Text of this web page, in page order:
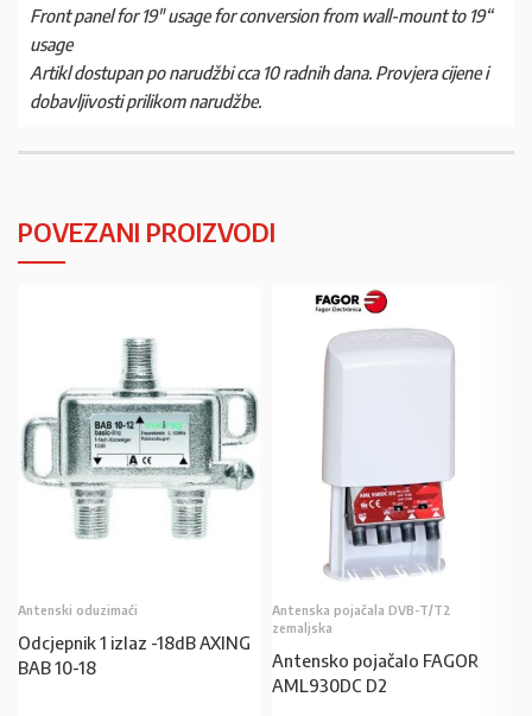
Front panel for 19″ usage for conversion from wall-mount to 19“
usage
Artikl dostupan po narudžbi cca 10 radnih dana. Provjera cijene i
dobavljivosti prilikom narudžbe.
POVEZANI PROIZVODI
Antenski oduzimaći
Odcjepnik 1 izlaz -18dB AXING
BAB 10-18
Antenska pojačala DVB-T/T2
zemaljska
Antensko pojačalo FAGOR
AML930DC D2